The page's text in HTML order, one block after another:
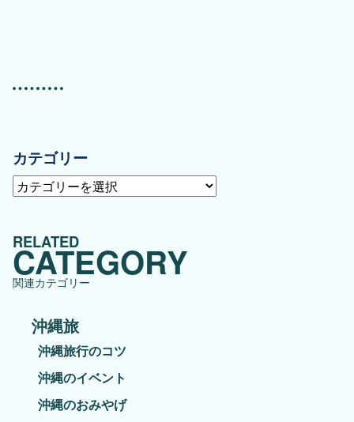
カテゴリー
カ
テ
リ
ー
RELATED
CATEGORY
関連カテゴリー
沖縄旅
沖縄旅行のコツ
沖縄のイベント
沖縄のおみやげ